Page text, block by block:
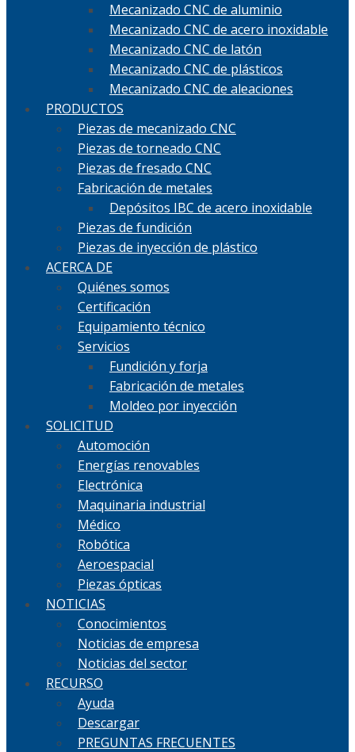
Mecanizado CNC de aluminio
Mecanizado CNC de acero inoxidable
Mecanizado CNC de latón
Mecanizado CNC de plásticos
Mecanizado CNC de aleaciones
PRODUCTOS
Piezas de mecanizado CNC
Piezas de torneado CNC
Piezas de fresado CNC
Fabricación de metales
Depósitos IBC de acero inoxidable
Piezas de fundición
Piezas de inyección de plástico
ACERCA DE
Quiénes somos
Certificación
Equipamiento técnico
Servicios
Fundición y forja
Fabricación de metales
Moldeo por inyección
SOLICITUD
Automoción
Energías renovables
Electrónica
Maquinaria industrial
Médico
Robótica
Aeroespacial
Piezas ópticas
NOTICIAS
Conocimientos
Noticias de empresa
Noticias del sector
RECURSO
Ayuda
Descargar
PREGUNTAS FRECUENTES